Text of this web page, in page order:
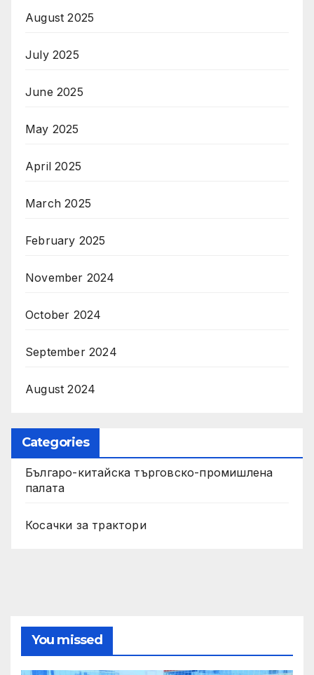
August 2025
July 2025
June 2025
May 2025
April 2025
March 2025
February 2025
November 2024
October 2024
September 2024
August 2024
Categories
Българо-китайска търговско-промишлена
палата
Косачки за трактори
You missed